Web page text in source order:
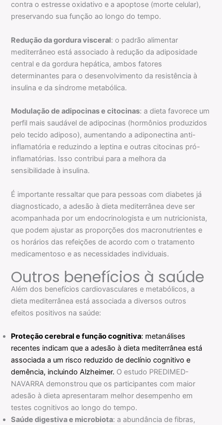
contra o estresse oxidativo e a apoptose (morte celular),
preservando sua função ao longo do tempo.
Redução da gordura visceral: o padrão alimentar
mediterrâneo está associado à redução da adiposidade
central e da gordura hepática, ambos fatores
determinantes para o desenvolvimento da resistência à
insulina e da síndrome metabólica.
Modulação de adipocinas e citocinas: a dieta favorece um
perfil mais saudável de adipocinas (hormônios produzidos
pelo tecido adiposo), aumentando a adiponectina anti-
inflamatória e reduzindo a leptina e outras citocinas pró-
inflamatórias. Isso contribui para a melhora da
sensibilidade à insulina.
É importante ressaltar que para pessoas com diabetes já
diagnosticado, a adesão à dieta mediterrânea deve ser
acompanhada por um endocrinologista e um nutricionista,
que podem ajustar as proporções dos macronutrientes e
os horários das refeições de acordo com o tratamento
medicamentoso e as necessidades individuais.
Outros benefícios à saúde
Além dos benefícios cardiovasculares e metabólicos, a
dieta mediterrânea está associada a diversos outros
efeitos positivos na saúde:
Proteção cerebral e função cognitiva: metanálises
recentes indicam que a adesão à dieta mediterrânea está
associada a um risco reduzido de declínio cognitivo e
demência, incluindo Alzheimer. O estudo PREDIMED-
NAVARRA demonstrou que os participantes com maior
adesão à dieta apresentaram melhor desempenho em
testes cognitivos ao longo do tempo.
Saúde digestiva e microbiota: a abundância de fibras,